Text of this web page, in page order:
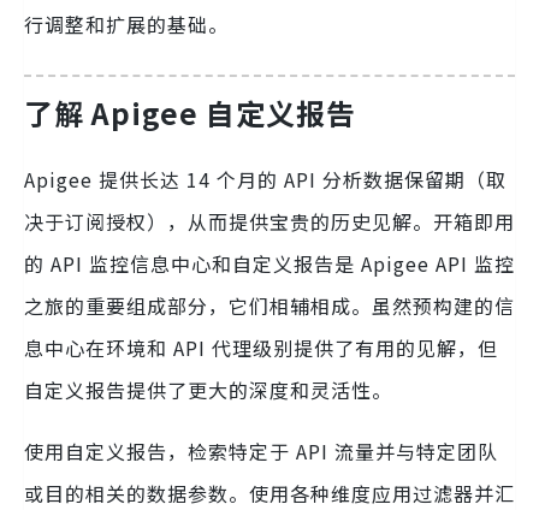
行调整和扩展的基础。
了解 Apigee 自定义报告
Apigee 提供长达 14 个月的 API 分析数据保留期（取
决于订阅授权），从而提供宝贵的历史见解。开箱即用
的 API 监控信息中心和自定义报告是 Apigee API 监控
之旅的重要组成部分，它们相辅相成。虽然预构建的信
息中心在环境和 API 代理级别提供了有用的见解，但
自定义报告提供了更大的深度和灵活性。
使用自定义报告，检索特定于 API 流量并与特定团队
或目的相关的数据参数。使用各种维度应用过滤器并汇